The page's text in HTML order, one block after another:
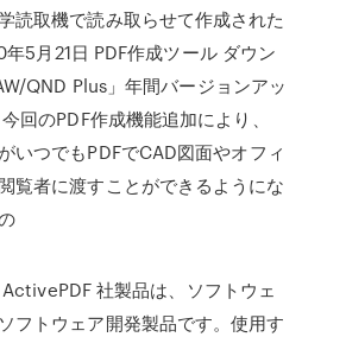
読取機で読み取らせて作成された
5月21日 PDF作成ツール ダウン
QND Plus」年間バージョンアッ
回のPDF作成機能追加により、
いつでもPDFでCAD図面やオフィ
覧者に渡すことができるようにな
社製品は、ソフトウェ
フトウェア開発製品です。使用す